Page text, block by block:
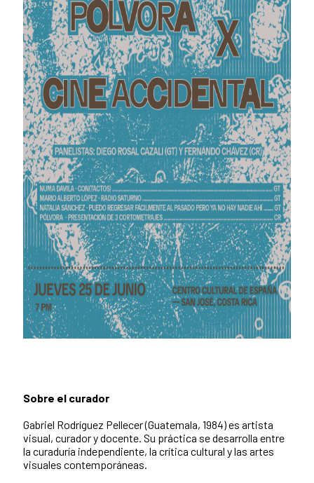
Sobre el curador
Gabriel Rodríguez Pellecer (Guatemala, 1984) es artista
visual, curador y docente. Su práctica se desarrolla entre
la curaduría independiente, la crítica cultural y las artes
visuales contemporáneas.